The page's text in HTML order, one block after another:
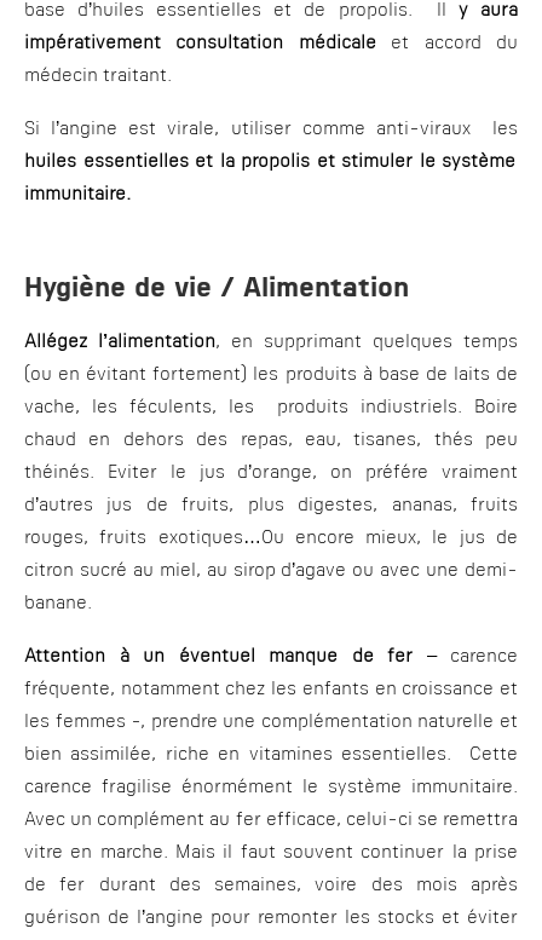
base d’huiles essentielles et de propolis. Il
y aura
impérativement consultation médicale et accord du
médecin traitant.
Si l’angine est virale, utiliser comme anti-viraux les
huiles essentielles et la propolis et stimuler le système
immunitaire.
Hygiène de vie / Alimentation
Allégez l’alimentation, en supprimant quelques temps
(ou en évitant fortement) les produits à base de laits de
vache, les féculents, les produits indiustriels. Boire
chaud en dehors des repas, eau, tisanes, thés peu
théinés. Eviter le jus d’orange, on préfére vraiment
d’autres jus de fruits, plus digestes, ananas, fruits
rouges, fruits exotiques…Ou encore mieux, le jus de
citron sucré au miel, au sirop d’agave ou avec une demi-
banane.
Attention à un éventuel manque de fer – carence
fréquente, notamment chez les enfants en croissance et
les femmes -, prendre une complémentation naturelle et
bien assimilée, riche en vitamines essentielles. Cette
carence fragilise énormément le système immunitaire.
Avec un complément au fer efficace, celui-ci se remettra
vitre en marche. Mais il faut souvent continuer la prise
de fer durant des semaines, voire des mois après
guérison de l’angine pour remonter les stocks et éviter